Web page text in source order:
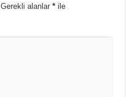
Gerekli alanlar* ile